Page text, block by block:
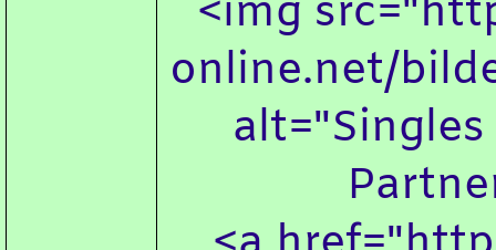
<img
online.net/